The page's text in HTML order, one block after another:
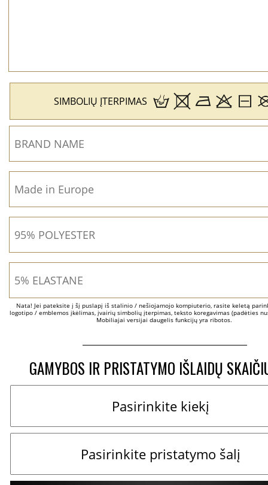
SIMBOLIŲ ĮTERPIMAS
Nata! Jei pateksite į šį puslapį iš stalinio / nešiojamojo kompiuterio, rasite keletą
logotipo / emblemos įkėlimas, įvairių simbolių įterpimas, teksto koregavimas (padėties
Mobiliajai versijai daugelis funkcijų yra ribotos.
GAMYBOS IR PRISTATYMO IŠLAIDŲ